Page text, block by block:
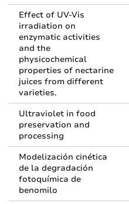
Effect of UV-Vis
irradiation on
enzymatic activities
and the
physicochemical
properties of nectarine
juices from different
varieties.
Ultraviolet in food
preservation and
processing
Modelización cinética
de la degradación
fotoquímica de
benomilo